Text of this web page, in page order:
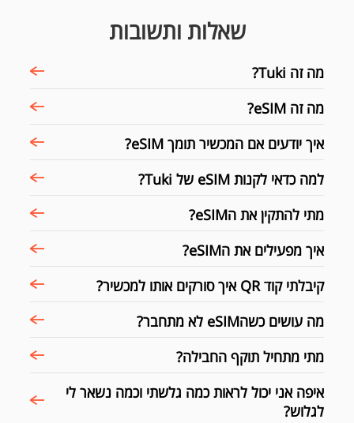
שאלות ותשובות
מה זה Tuki?
מה זה eSIM?
איך יודעים אם המכשיר תומך eSIM?
למה כדאי לקנות eSIM של Tuki?
מתי להתקין את הeSIM?
איך מפעילים את הeSIM?
קיבלתי קוד QR איך סורקים אותו למכשיר?
מה עושים כשהeSIM לא מתחבר?
מתי מתחיל תוקף החבילה?
איפה אני יכול לראות כמה גלשתי וכמה נשאר לי
לגלוש?